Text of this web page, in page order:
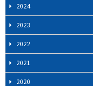
2024
2023
2022
2021
2020